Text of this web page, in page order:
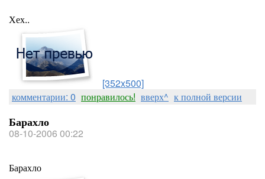
Хех..
[352x500]
комментарии: 0 понравилось! вверх^ к полной версии
Барахло
08-10-2006 00:22
Барахло